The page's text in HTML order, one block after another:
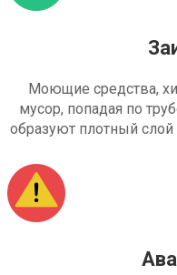
Моющие средства,
мусор, попадая по
образуют плотный